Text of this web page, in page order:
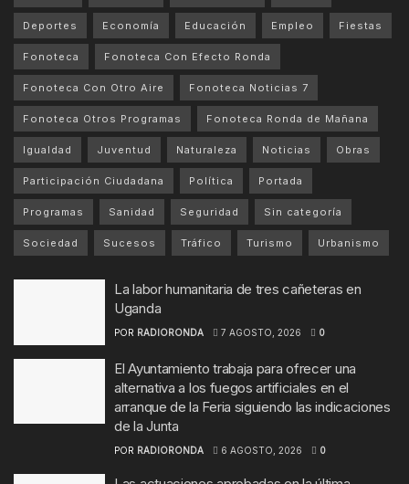
Deportes Economía Educación Empleo Fiestas
Fonoteca Fonoteca Con Efecto Ronda
Fonoteca Con Otro Aire Fonoteca Noticias 7
Fonoteca Otros Programas Fonoteca Ronda de Mañana
Igualdad Juventud Naturaleza Noticias Obras
Participación Ciudadana Política Portada
Programas Sanidad Seguridad Sin categoría
Sociedad Sucesos Tráfico Turismo Urbanismo
La labor humanitaria de tres cañeteras en
Uganda
POR RADIORONDA 7 AGOSTO, 2026 0
El Ayuntamiento trabaja para ofrecer una
alternativa a los fuegos artificiales en el
arranque de la Feria siguiendo las indicaciones
de la Junta
POR RADIORONDA 6 AGOSTO, 2026 0